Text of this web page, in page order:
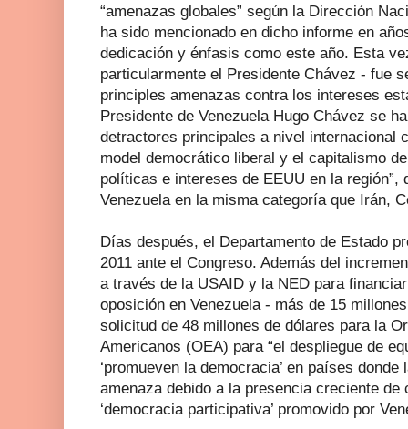
“amenazas globales” según la Dirección
ha sido mencionado en dicho informe en
dedicación y énfasis como este año. Esta
particularmente el Presidente Chávez - fue
principles amenazas contra los intereses
Presidente de Venezuela Hugo Chávez se
detractores principales a nivel internacional
model democrático liberal y el capitalismo
políticas e intereses de EEUU en la
Venezuela en la misma categoría que Irán,
Días después, el Departamento de Estado
2011 ante el Congreso. Además del
a través de la USAID y la NED para
oposición en Venezuela - más de 15
solicitud de 48 millones de dólares para la
Americanos (OEA) para “el despliegue de
‘promueven la democracia’ en países
amenaza debido a la presencia creciente
‘democracia participativa’ promovido por